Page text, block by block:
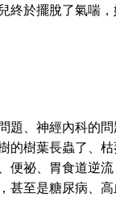
於擺脫了氣喘，
、神經內科的問
樹葉長蟲了、
便祕、胃食道逆
甚至是糖尿病、